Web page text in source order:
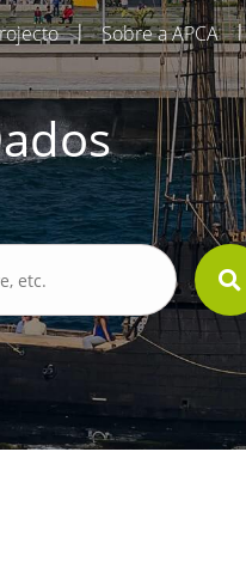
| Sobre a APCA |